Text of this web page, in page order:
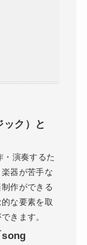
ク）と
演奏するた
器が苦手な
作ができる
な要素を取
きます。
song